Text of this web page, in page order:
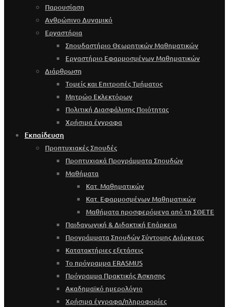
Παρουσίαση
Ανθρώπινο Δυναμικό
Εργαστήρια
Σπουδαστήριο Θεωρητικών Μαθηματικών
Εργαστήριο Εφαρμοσμένων Μαθηματικών
Διάρθρωση
Τομείς και Επιτροπές Τμήματος
Μητρώο Εκλεκτόρων
Πολιτική Διασφάλισης Ποιότητας
Χρήσιμα έγγραφα
Εκπαίδευση
Προπτυχιακές Σπουδές
Προπτυχιακά Προγράμματα Σπουδών
Μαθήματα
Κατ. Μαθηματικών
Κατ. Εφαρμοσμένων Μαθηματικών
Μαθήματα προσφερόμενα από τη ΣΘΕΤΕ
Παιδαγωγική & Διδακτική Επάρκεια
Προγράμματα Σπουδών Σύντομης Διάρκειας
Κατατακτήριες εξετάσεις
Το πρόγραμμα ERASMUS
Πρόγραμμα Πρακτικής Άσκησης
Ακαδημαϊκό ημερολόγιο
Χρήσιμα έγγραφα/πληροφορίες